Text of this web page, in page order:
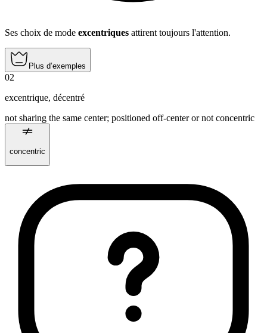
Ses choix de mode excentriques attirent toujours l'attention.
Plus d’exemples
02
excentrique, décentré
not sharing the same center; positioned off‑center or not concentric
concentric